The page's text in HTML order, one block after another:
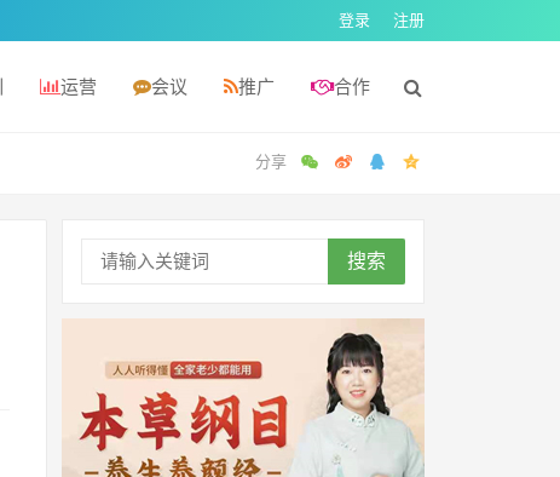
登录 注册
运营 会议 推广 合作
搜索